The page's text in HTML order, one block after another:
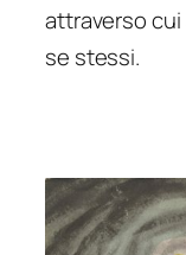
attraverso cui
se stessi.